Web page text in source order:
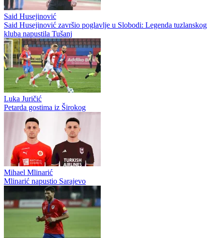
Said Husejinović
Said Husejinović završio poglavlje u Slobodi: Legenda tuzlanskog
kluba napustila Tušanj
Luka Juričić
Petarda gostima iz Širokog
Mihael Mlinarić
Mlinarić napustio Sarajevo